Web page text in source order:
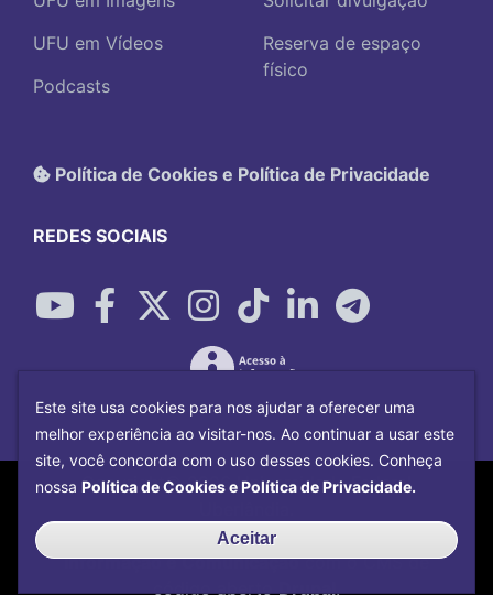
UFU em Vídeos
Podcasts
Reserva de espaço
físico
Política de Cookies e Política de Privacidade
REDES SOCIAIS
Copyright©2026Universidade Federal
Centro de Tecnologia da
Informação e Comunicaçãocom o CMS de
código aberto
Drupal
Este site usa cookies para nos ajudar a oferecer uma
melhor experiência ao visitar-nos. Ao continuar a usar este
site, você concorda com o uso desses cookies. Conheça
nossa Política de Cookies e Política de Privacidade.
Aceitar